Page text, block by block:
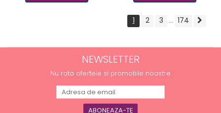
1 2 3 ... 174
NEWSLETTER
Nu rata ofertele si promotiile noastre